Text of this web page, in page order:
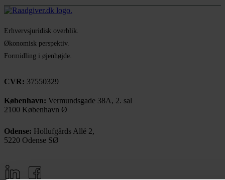
Erhvervsjuridisk overblik.
Økonomisk perspektiv.
Formidling i øjenhøjde.
CVR: 37550329
København: Vermundsgade 38A, 2. sal
2100 København Ø
Odense: Hollufgårds Allé 2,
5220 Odense SØ